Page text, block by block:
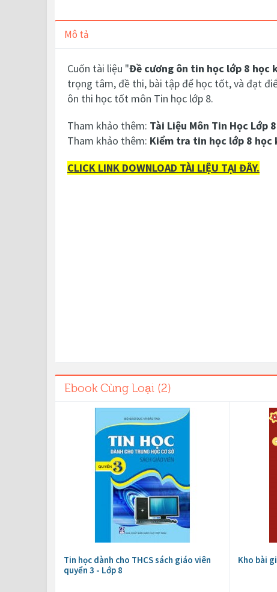
Mô tả
Cuốn tài liệu "Đề cương ôn tin học lớp 8 học
trọng tâm, đề thi, bài tập để học tốt, và đạt
ôn thi học tốt môn Tin học lớp 8.
Tham khảo thêm: Tài Liệu Môn Tin Học Lớp
Tham khảo thêm: Kiểm tra tin học lớp 8 học
CLICK LINK DOWNLOAD TÀI LIỆU TẠI ĐÂY.
Ebook Cùng Loại (2)
Tin học dành cho THCS sách giáo viên
quyển 3 - Lớp 8
Kho bài